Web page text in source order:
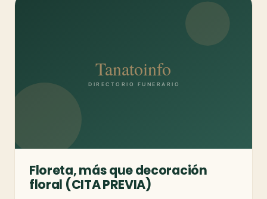
Floreta, más que decoración
floral (CITA PREVIA)